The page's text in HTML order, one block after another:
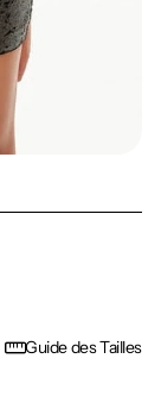
Guide des Tailles